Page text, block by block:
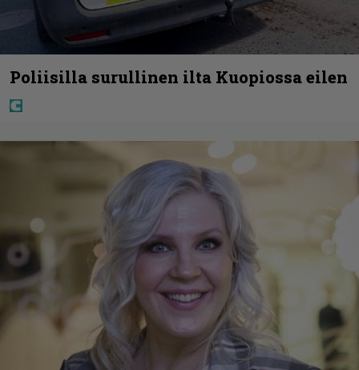
Poliisilla surullinen ilta Kuopiossa eilen